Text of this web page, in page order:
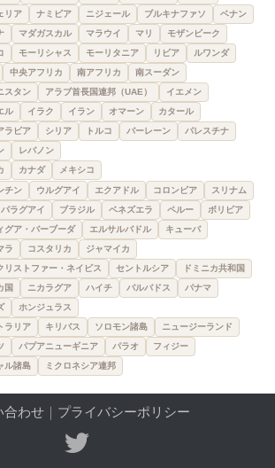
リア
ナミビア ニジェール ブルキナファソ
ベナン
マダガスカル マラウイ マリ
モザンビーク
モーリシャス モーリタニア リビア
ルワンダ
中央アフリカ 南アフリカ 南スーダン
スタン アラブ首長国連邦（UAE）
イエメン
ル
イラク イラン オマーン
カタール
ラビア
シリア トルコ バーレーン
パレスチナ
レバノン
カナダ メキシコ
チン ウルグアイ エクアドル コロンビア
スリナム
パラグアイ ブラジル ベネズエラ ペルー ボリビア
グア・バーブーダ エルサルバドル
キューバ
ラ
コスタリカ
ジャマイカ
リストファー・ネイビス
セントルシア
ドミニカ共和国
国
ニカラグア ハイチ バルバドス
パナマ
ホンジュラス
ラリア キリバス ソロモン諸島
ニュージーランド
パプアニューギニア パラオ
フィジー
ル諸島
ミクロネシア連邦
合わせ｜ プライバシーポリシー